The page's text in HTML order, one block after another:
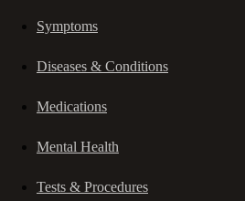
Symptoms
Diseases & Conditions
Medications
Mental Health
Tests & Procedures